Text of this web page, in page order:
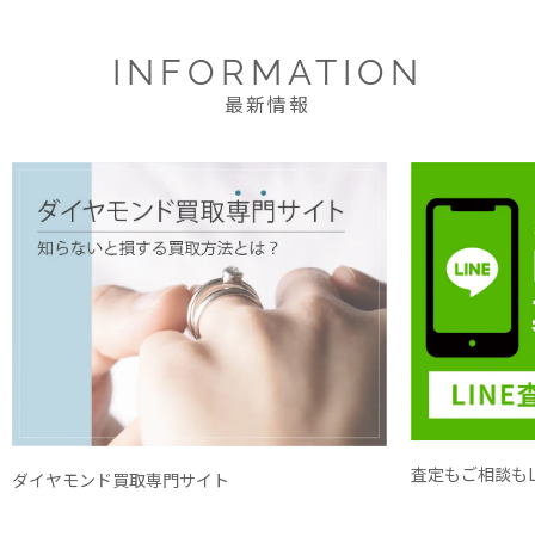
INFORMATION
最新情報
ダイヤモンド買取専門サイト 査定もご相談も